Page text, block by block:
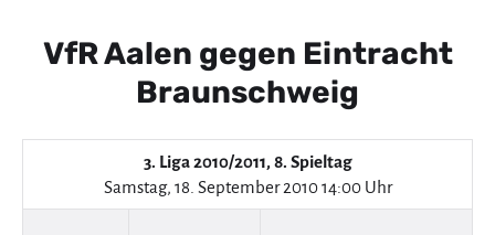
VfR Aalen gegen Eintracht
Braunschweig
3. Liga 2010/2011, 8. Spieltag
Samstag, 18. September 2010 14:00 Uhr